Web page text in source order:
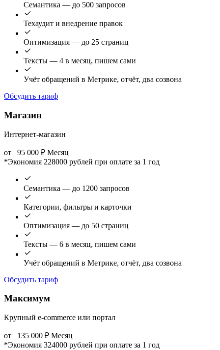
Семантика — до 500 запросов
Техаудит и внедрение правок
Оптимизация — до 25 страниц
Тексты — 4 в месяц, пишем сами
Учёт обращений в Метрике, отчёт, два созвона
Обсудить тариф
Магазин
Интернет-магазин
от 95 000 ₽ Месяц
*Экономия 228000 рублей при оплате за 1 год
Семантика — до 1200 запросов
Категории, фильтры и карточки
Оптимизация — до 50 страниц
Тексты — 6 в месяц, пишем сами
Учёт обращений в Метрике, отчёт, два созвона
Обсудить тариф
Максимум
Крупный e-commerce или портал
от 135 000 ₽ Месяц
*Экономия 324000 рублей при оплате за 1 год